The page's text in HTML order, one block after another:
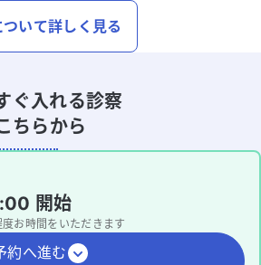
いて詳しく見る
ぐ入れる診察
ちらから
開始
度お時間をいただきます
約へ進む